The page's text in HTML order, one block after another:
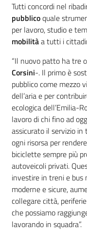
Tutti concordi nel
pubblicoquale
per lavoro, studio e
mobilitàa tutti i
“Il nuovo patto ha tre
Corsini-. Il primo è
pubblico come mezzo
dell’aria e per
ecologica dell’Emilia-
lavoro di chi fino ad
assicurato il servizio
ogni risorsa per
biciclette sempre più
autoveicoli privati.
investire in treni e bus
moderne e sicure,
collegare città,
che possiamo
lavorando in squadra”.